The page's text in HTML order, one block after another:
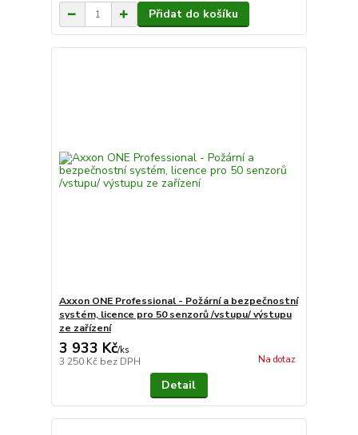
Přidat do košíku
Axxon ONE Professional - Požární a bezpečnostní
systém, licence pro 50 senzorů /vstupu/ výstupu
ze zařízení
3 933 Kč/ks
3 250 Kč bez DPH Na dotaz
Detail